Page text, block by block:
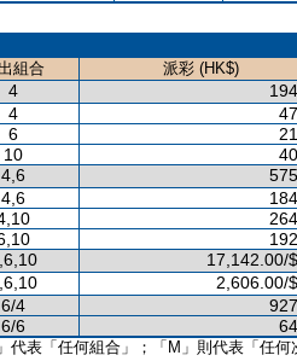
組合
派彩 (HK$)
4
4
6
10
4,6
4,6
17,142.00/
2,606.00/
6/4
6/6
代表「任何組合」；「M」則代表「任何